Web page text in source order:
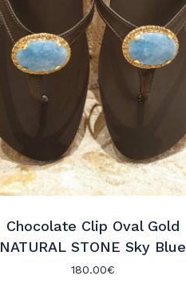
Chocolate Clip Oval Gold
NATURAL STONE Sky Blue
180.00€